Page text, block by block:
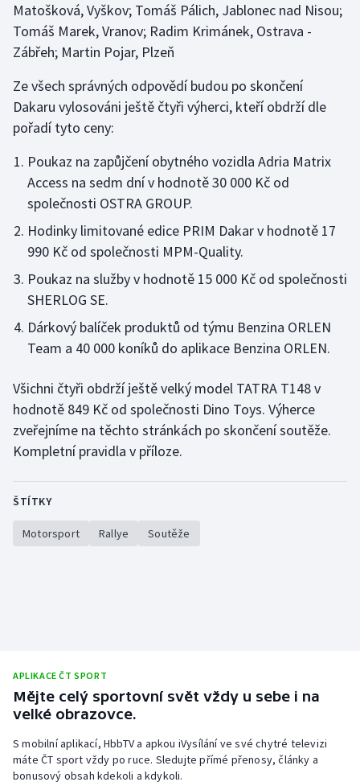
Stolní tenis
Veslování
Volejbal
Matošková, Vyškov; Tomáš Pálich, Jablonec nad Nisou;
Tomáš Marek, Vranov; Radim Krimánek, Ostrava -
Zábřeh; Martin Pojar, Plzeň
Ze všech správných odpovědí budou po skončení
Dakaru vylosováni ještě čtyři výherci, kteří obdrží dle
pořadí tyto ceny:
Poukaz na zapůjčení obytného vozidla Adria Matrix
Access na sedm dní v hodnotě 30 000 Kč od
společnosti OSTRA GROUP.
Hodinky limitované edice PRIM Dakar v hodnotě 17
990 Kč od společnosti MPM-Quality.
Poukaz na služby v hodnotě 15 000 Kč od společnosti
SHERLOG SE.
Dárkový balíček produktů od týmu Benzina ORLEN
Team a 40 000 koníků do aplikace Benzina ORLEN.
Všichni čtyři obdrží ještě velký model TATRA T148 v
hodnotě 849 Kč od společnosti Dino Toys. Výherce
zveřejníme na těchto stránkách po skončení soutěže.
Kompletní pravidla v příloze.
ŠTÍTKY
Motorsport Rallye Soutěže
APLIKACE ČT SPORT
Mějte celý sportovní svět vždy u sebe i na
velké obrazovce.
S mobilní aplikací, HbbTV a apkou iVysílání ve své chytré televizi
máte ČT sport vždy po ruce. Sledujte přímé přenosy, články a
bonusový obsah kdekoli a kdykoli.